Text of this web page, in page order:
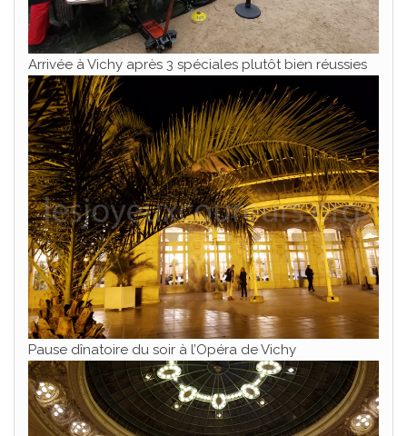
Arrivée à Vichy après 3 spéciales plutôt bien réussies
Pause dînatoire du soir à l’Opéra de Vichy